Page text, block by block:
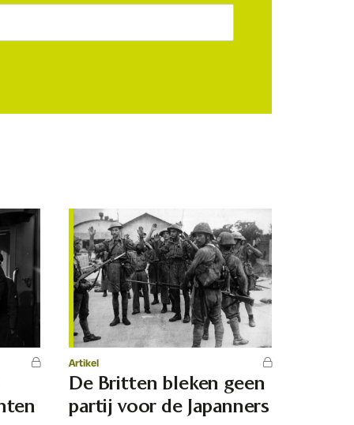
Artikel
De Britten bleken geen
partij voor de Japanners